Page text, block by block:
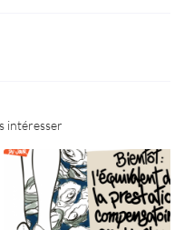
Rejoignez-
intéresser